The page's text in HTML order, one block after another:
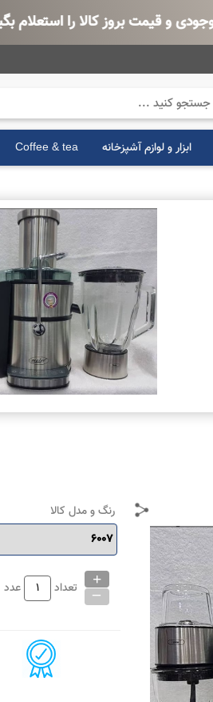
بروز کالا را استعلام بگیرید
ابزار و لوازم آشپزخانه Coffee & tea
رنگ و مدل کالا
تعداد
+
_ عدد